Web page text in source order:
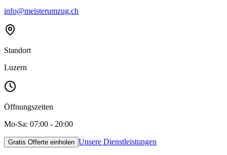
info@meisterumzug.ch
Standort
Luzern
Öffnungszeiten
Mo-Sa: 07:00 - 20:00
Gratis Offerte einholen Unsere Dienstleistungen